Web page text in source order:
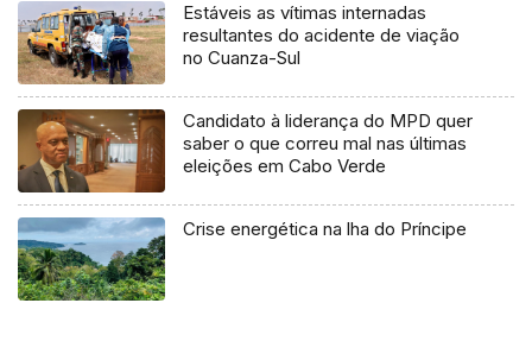
Estáveis as vítimas internadas
resultantes do acidente de viação
no Cuanza-Sul
Candidato à liderança do MPD quer
saber o que correu mal nas últimas
eleições em Cabo Verde
Crise energética na lha do Príncipe